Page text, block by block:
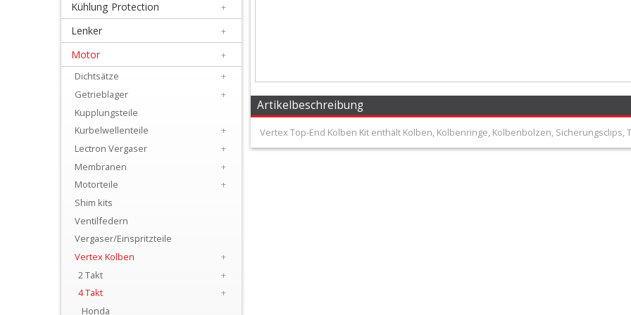
Schmierstoffe
Armaturen
Kühlung
Protection
Kühlung Protection +
Lenker +
Motor
+
Dichtsätze
+
Getrieblager
+
Kupplungsteile
Kurbelwellenteile
+
Lectron Vergaser
+
Membranen
+
Motorteile
+
Shim kits
Ventilfedern
Vergaser/Einspritzteile
Vertex Kolben
+
2 Takt
+
4 Takt
+
Honda
Artikelbeschreibung
Vertex Top-End Kolben Kit enthält Kolben, Kolbenringe, Kolbenbolzen, Sicherungsclips,